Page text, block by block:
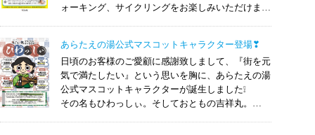
今月の一押しは”リゾート＆スパ”夏らしい香りにな
ってます♪
ォーキング、サイクリングをお楽しみいただけます
運動後は、疲れた身体をお風呂でリフレッシュ！
ご利用は1日1回、受付時間は8時～21時となってお
ります。なお、繁忙日期には、利用不可日がありま
す。ご了承下さいませ。
その他詳細は、フロントまでお問い合わせ下さいま
せ。
あらたえの湯公式マスコットキャラクター登場❣
日頃のお客様のご愛顧に感謝致しまして、『街を元
気で満たしたい』という思いを胸に、あらたえの湯
公式マスコットキャラクターが誕生しました❕
その名もひわっしぃ。そしておともの吉祥丸。